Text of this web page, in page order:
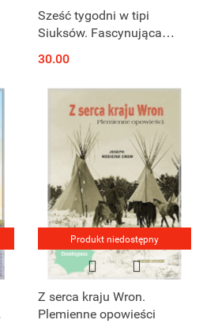
Sześć tygodni w tipi
Siuksów. Fascynująca
sześciotygodniowej niewoli
30.00
Produkt niedostępny
Z serca kraju Wron.
Plemienne opowieści